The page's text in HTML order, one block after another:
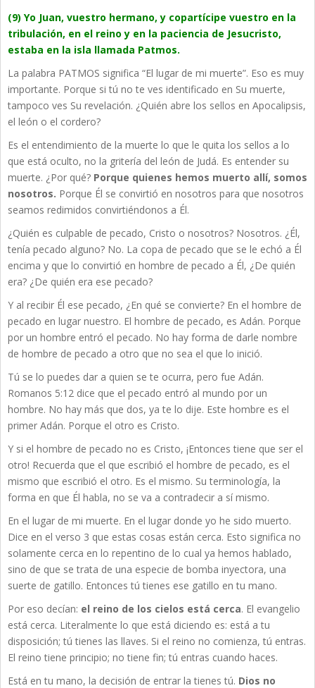
(9) Yo Juan, vuestro hermano, y copartícipe vuestro en la
tribulación, en el reino y en la paciencia de Jesucristo,
estaba en la isla llamada Patmos.
La palabra PATMOS significa “El lugar de mi muerte”. Eso es muy
importante. Porque si tú no te ves identificado en Su muerte,
tampoco ves Su revelación. ¿Quién abre los sellos en Apocalipsis,
el león o el cordero?
Es el entendimiento de la muerte lo que le quita los sellos a lo
que está oculto, no la gritería del león de Judá. Es entender su
muerte. ¿Por qué? Porque quienes hemos muerto allí, somos
nosotros. Porque Él se convirtió en nosotros para que nosotros
seamos redimidos convirtiéndonos a Él.
¿Quién es culpable de pecado, Cristo o nosotros? Nosotros. ¿Él,
tenía pecado alguno? No. La copa de pecado que se le echó a Él
encima y que lo convirtió en hombre de pecado a Él, ¿De quién
era? ¿De quién era ese pecado?
Y al recibir Él ese pecado, ¿En qué se convierte? En el hombre de
pecado en lugar nuestro. El hombre de pecado, es Adán. Porque
por un hombre entró el pecado. No hay forma de darle nombre
de hombre de pecado a otro que no sea el que lo inició.
Tú se lo puedes dar a quien se te ocurra, pero fue Adán.
Romanos 5:12 dice que el pecado entró al mundo por un
hombre. No hay más que dos, ya te lo dije. Este hombre es el
primer Adán. Porque el otro es Cristo.
Y si el hombre de pecado no es Cristo, ¡Entonces tiene que ser el
otro! Recuerda que el que escribió el hombre de pecado, es el
mismo que escribió el otro. Es el mismo. Su terminología, la
forma en que Él habla, no se va a contradecir a sí mismo.
En el lugar de mi muerte. En el lugar donde yo he sido muerto.
Dice en el verso 3 que estas cosas están cerca. Esto significa no
solamente cerca en lo repentino de lo cual ya hemos hablado,
sino de que se trata de una especie de bomba inyectora, una
suerte de gatillo. Entonces tú tienes ese gatillo en tu mano.
Por eso decían: el reino de los cielos está cerca. El evangelio
está cerca. Literalmente lo que está diciendo es: está a tu
disposición; tú tienes las llaves. Si el reino no comienza, tú entras.
El reino tiene principio; no tiene fin; tú entras cuando haces.
Está en tu mano, la decisión de entrar la tienes tú. Dios no